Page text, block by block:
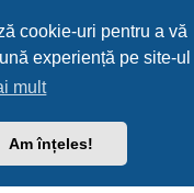
cookie-uri pentru a vă
experiență pe site-ul
mult
Am înțeles!